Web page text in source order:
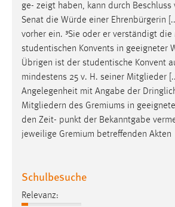
ge- zeigt haben, kann durch Beschluss
Senat die Würde einer Ehrenbürgerin
vorher ein. ³Sie oder er verständigt
studentischen Konvents in geeigneter
Übrigen ist der studentische Konvent
mindestens 25 v. H. seiner Mitglieder
Angelegenheit mit Angabe der
Mitgliedern des Gremiums in
den Zeit- punkt der Bekanntgabe
jeweilige Gremium betreffenden Akten
Schulbesuche
Relevanz: